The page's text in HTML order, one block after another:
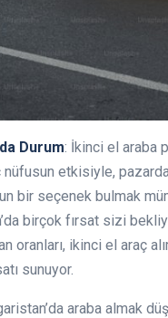
Durum: İkinci el araba
etkisiyle,
bir seçenek bulmak
birçok fırsat sizi
oranları, ikinci el araç
sunuyor.
araba almak